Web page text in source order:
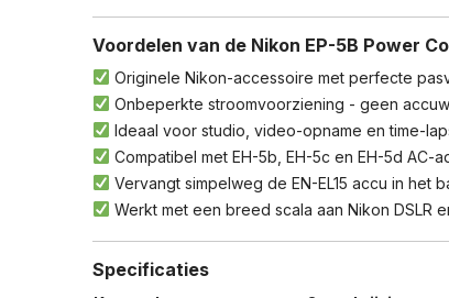
Voordelen van de Nikon EP-5B Power
Originele Nikon-accessoire met perfecte
Onbeperkte stroomvoorziening - geen
Ideaal voor studio, video-opname en time-
Compatibel met EH-5b, EH-5c en EH-5d AC-
Vervangt simpelweg de EN-EL15 accu in het
Werkt met een breed scala aan Nikon DSLR
Specificaties